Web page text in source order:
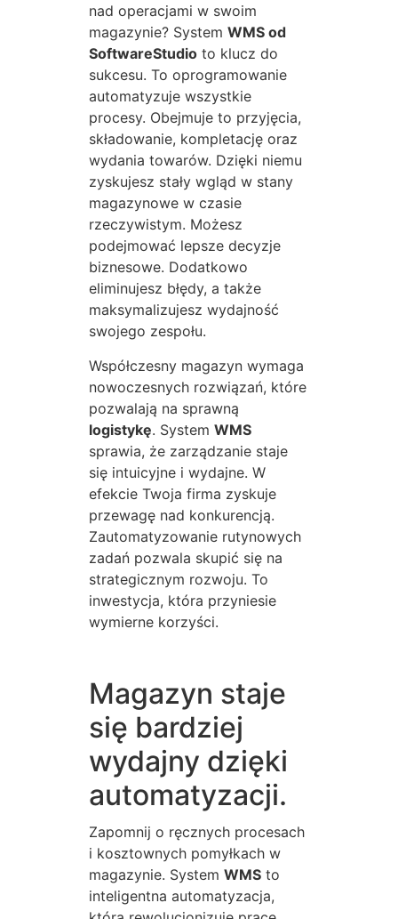
nad operacjami w swoim
magazynie? System WMS od
SoftwareStudio to klucz do
sukcesu. To oprogramowanie
automatyzuje wszystkie
procesy. Obejmuje to przyjęcia,
składowanie, kompletację oraz
wydania towarów. Dzięki niemu
zyskujesz stały wgląd w stany
magazynowe w czasie
rzeczywistym. Możesz
podejmować lepsze decyzje
biznesowe. Dodatkowo
eliminujesz błędy, a także
maksymalizujesz wydajność
swojego zespołu.
Współczesny magazyn wymaga
nowoczesnych rozwiązań, które
pozwalają na sprawną
logistykę. System WMS
sprawia, że zarządzanie staje
się intuicyjne i wydajne. W
efekcie Twoja firma zyskuje
przewagę nad konkurencją.
Zautomatyzowanie rutynowych
zadań pozwala skupić się na
strategicznym rozwoju. To
inwestycja, która przyniesie
wymierne korzyści.
Magazyn staje
się bardziej
wydajny dzięki
automatyzacji.
Zapomnij o ręcznych procesach
i kosztownych pomyłkach w
magazynie. System WMS to
inteligentna automatyzacja,